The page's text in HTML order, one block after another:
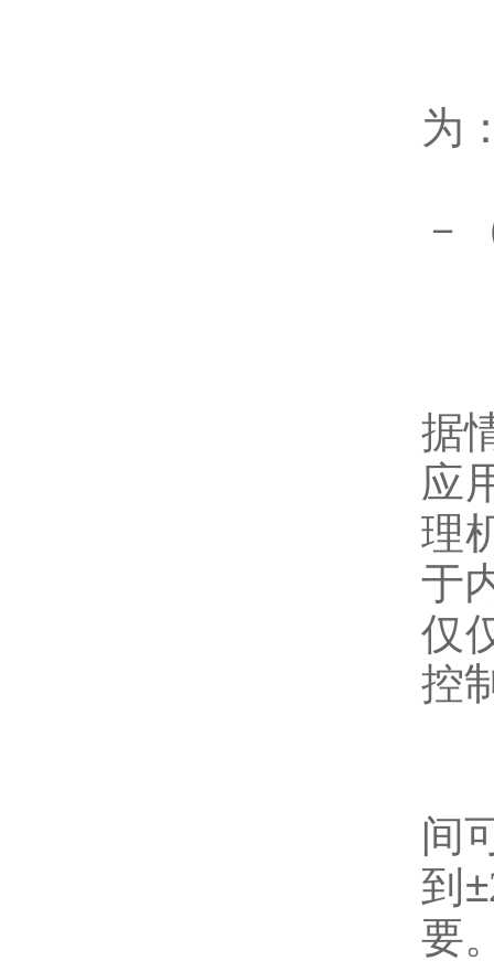
为
－
据
应
理
于
仅
控
间
到±
要